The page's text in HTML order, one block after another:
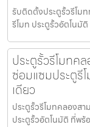
รับติดตั้งประตูรั้วรีโม
รีโมท ประตูรั้วอัตโนมั
ประตูรั้วรีโมทค
ซ่อมแซมประตูรี
เดียว
ประตูรั้วรีโมทคลองส
ประตูรั้วอัตโนมัติ ที่พร้